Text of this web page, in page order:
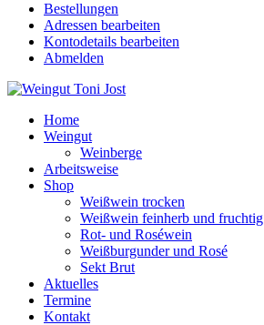
Bestellungen
Adressen bearbeiten
Kontodetails bearbeiten
Abmelden
Home
Weingut
Weinberge
Arbeitsweise
Shop
Weißwein trocken
Weißwein feinherb und fruchtig
Rot- und Roséwein
Weißburgunder und Rosé
Sekt Brut
Aktuelles
Termine
Kontakt